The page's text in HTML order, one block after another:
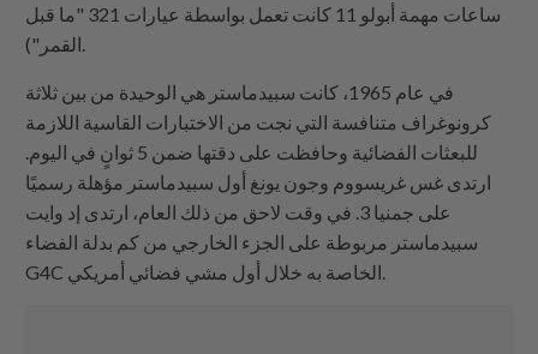
ساعات مهمة أبولو 11 كانت تعمل بواسطة عيارات 321 "ما قبل
في عام 1965، كانت سبيدماستر هي الوحيدة من بين ثلاثة
كرونوغراف متنافسة التي نجت من الاختبارات القاسية اللازمة
للبعثات الفضائية وحافظت على دقتها ضمن 5 ثوانٍ في اليوم.
ارتدى غس غريسووم وجون يونغ أول سبيدماستر مؤهلة رسميًا
على جمنيا 3. في وقت لاحق من ذلك العام، ارتدى إد وايت
سبيدماستر مربوطة على الجزء الخارجي من كم بدلة الفضاء